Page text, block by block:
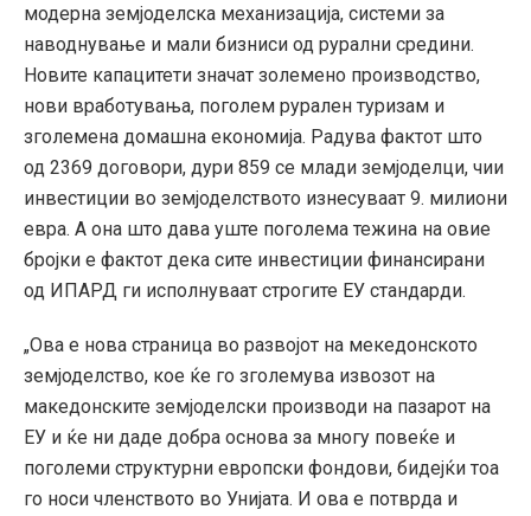
модерна земјоделска механизација, системи за
наводнување и мали бизниси од рурални средини.
Новите капацитети значат золемено производство,
нови вработувања, поголем рурален туризам и
зголемена домашна економија. Радува фактот што
од 2369 договори, дури 859 се млади земјоделци, чии
инвестиции во земјоделството изнесуваат 9. милиони
евра. А она што дава уште поголема тежина на овие
бројки е фактот дека сите инвестиции финансирани
од ИПАРД ги исполнуваат строгите ЕУ стандарди.
„Ова е нова страница во развојот на мекедонското
земјоделство, кое ќе го зголемува извозот на
македонските земјоделски производи на пазарот на
ЕУ и ќе ни даде добра основа за многу повеќе и
поголеми структурни европски фондови, бидејќи тоа
го носи членството во Унијата. И ова е потврда и